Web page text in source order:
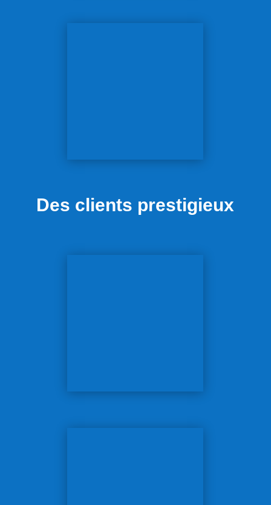
Des clients prestigieux